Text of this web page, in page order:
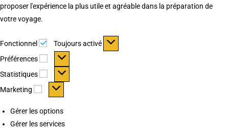
proposer l'expérience la plus utile et agréable dans la préparation de
votre voyage.
Fonctionnel Fonctionnel
Toujours activé
Préférences
Préférences
Statistiques Statistiques
Marketing Marketing
Gérer les options
Gérer les services